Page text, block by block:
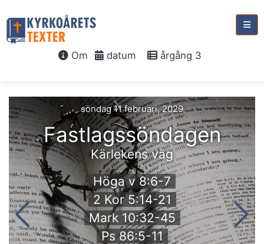
Om datum årgång 3
söndag 11 februari, 2029
Fastlagssöndagen
Kärlekens väg
Höga v 8:6-7
2 Kor 5:14-21
Mark 10:32-45
Ps 86:5-11